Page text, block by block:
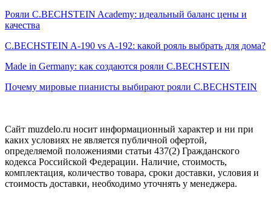
Рояли C.BECHSTEIN Academy: идеальный баланс цены и
качества
C.BECHSTEIN A-190 vs A-192: какой рояль выбрать для дома?
Made in Germany: как создаются рояли C.BECHSTEIN
Почему мировые пианисты выбирают рояли C.BECHSTEIN
Сайт muzdelo.ru носит информационный характер и ни при
каких условиях не является публичной офертой,
определяемой положениями статьи 437(2) Гражданского
кодекса Российской Федерации. Наличие, стоимость,
комплектация, количество товара, сроки доставки, условия и
стоимость доставки, необходимо уточнять у менеджера.